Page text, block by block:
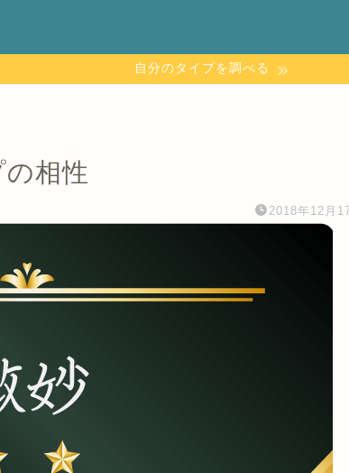
自分のタイプを調べる
相性
2018年12月